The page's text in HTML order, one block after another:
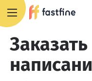
Заказать